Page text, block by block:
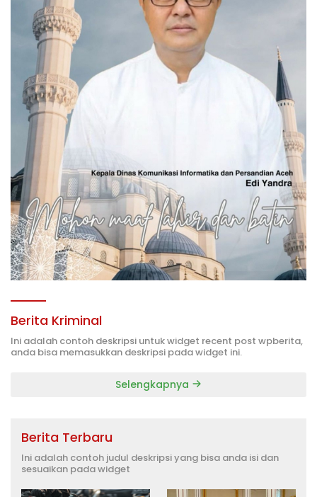
Berita Kriminal
Ini adalah contoh deskripsi untuk widget recent post wpberita,
anda bisa memasukkan deskripsi pada widget ini.
Selengkapnya
Berita Terbaru
Ini adalah contoh judul deskripsi yang bisa anda isi dan
sesuaikan pada widget